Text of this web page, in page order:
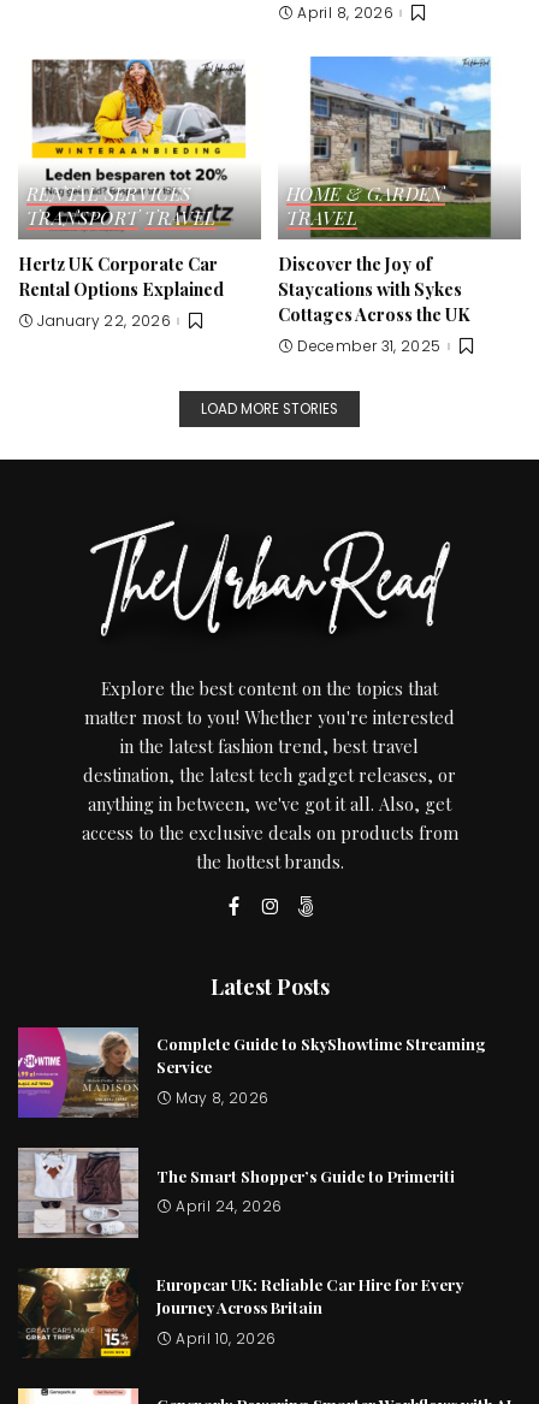
April 8, 2026
RENTAL SERVICES
TRANSPORT TRAVEL
Hertz UK Corporate Car
Rental Options Explained
January 22, 2026
HOME & GARDEN
TRAVEL
Discover the Joy of
Staycations with Sykes
Cottages Across the UK
December 31, 2025
LOAD MORE STORIES
Explore the best content on the topics that
matter most to you! Whether you're interested
in the latest fashion trend, best travel
destination, the latest tech gadget releases, or
anything in between, we've got it all. Also, get
access to the exclusive deals on products from
the hottest brands.
Latest Posts
Complete Guide to SkyShowtime Streaming
Service
May 8, 2026
The Smart Shopper’s Guide to Primeriti
April 24, 2026
Europcar UK: Reliable Car Hire for Every
Journey Across Britain
April 10, 2026